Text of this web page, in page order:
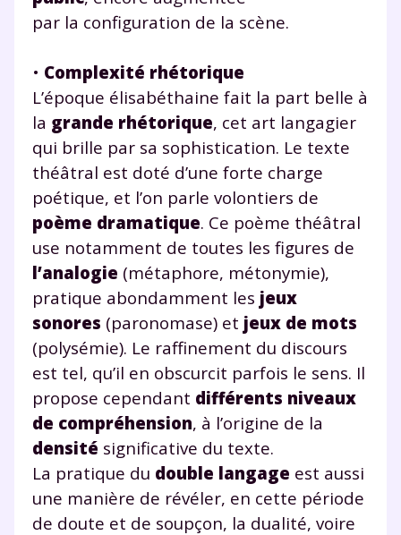
par la configuration de la scène.
• Complexité rhétorique
L’époque élisabéthaine fait la part belle à
la grande rhétorique, cet art langagier
qui brille par sa sophistication. Le texte
théâtral est doté d’une forte charge
poétique, et l’on parle volontiers de
poème dramatique. Ce poème théâtral
use notamment de toutes les figures de
l’analogie (métaphore, métonymie),
pratique abondamment les jeux
sonores (paronomase) et jeux de mots
(polysémie). Le raffinement du discours
est tel, qu’il en obscurcit parfois le sens. Il
propose cependant différents niveaux
de compréhension, à l’origine de la
densité significative du texte.
La pratique du double langage est aussi
une manière de révéler, en cette période
de doute et de soupçon, la dualité, voire